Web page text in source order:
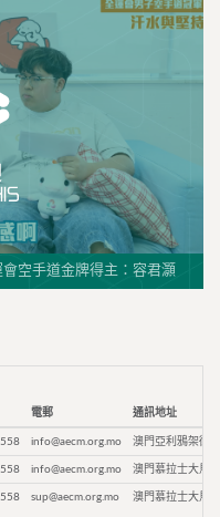
空手道金牌得主：容君灝
電郵 通訊地址
info@aecm.org.mo 澳門亞利鴉架街9
info@aecm.org.mo 澳門慕拉士大馬
sup@aecm.org.mo 澳門慕拉士大馬